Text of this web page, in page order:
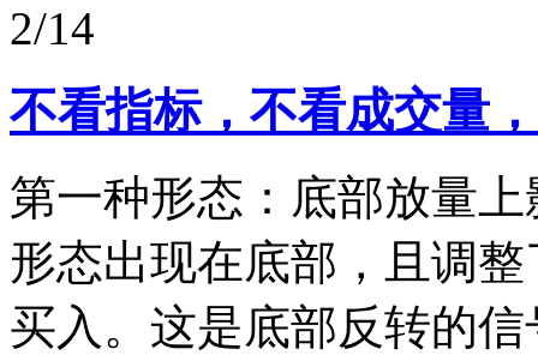
2/14
不看指标，不看成交量
第一种形态：底部放量
形态出现在底部，且调
买入。这是底部反转的